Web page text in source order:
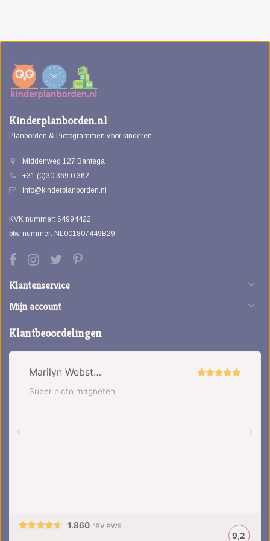
Kinderplanborden.nl
Planborden & Pictogrammen voor kinderen
Middenweg 127 Bantega
+31 (0)30 369 0 362
info@kinderplanborden.nl
KVK nummer: 64994422
btw-nummer: NL001807449B29
Klantenservice
Mijn account
Klantbeoordelingen